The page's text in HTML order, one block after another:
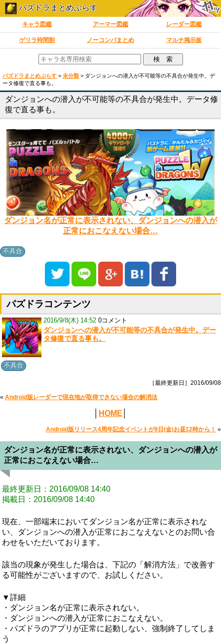
パズドラまとめぷらす
キャラ図鑑 アーマー図鑑 レーダー図鑑
ゲリラ時間割 ノーコンパまとめ マルチ掲示板
パズドラまとめぷらす > 未分類 > ダンジョンへの潜入が不可能等の不具合が発生中。デ
ータ修復で直る事も。
ダンジョンへの潜入が不可能等の不具合が発生中。データ修
復で直る事も。
ダンジョン名が正常に表示されない、ダンジョンへの潜入が
正常におこなえない場合…
不具合
パズドラコンテンツ
2016/9/8(木) 14:52 0コメント
ダンジョンへの潜入が不可能等の不具合が発生中。デー
タ修復で直る事も。
不具合
［最終更新日］2016/09/08
« Android版レーダーで現在地が取得できない場合の解消法
HOME
Android版リリース4周年記念イベントが9日(金)お昼12時から！ »
ダンジョン名が正常に表示されない、ダンジョンへの潜入が
正常におこなえない場合…
最終更新日：2016/09/08 14:40
掲載日：2016/09/08 14:40
現在、一部端末においてダンジョン名が正常に表示されな
い、ダンジョンへの潜入が正常におこなえないとのお問い合
わせをいただいております。
該当の現象が発生した場合は、下記の「解消方法」で改善す
る可能性がございますので、お試しください。
▼詳細
・ダンジョン名が正常に表示されない。
・ダンジョンへの潜入が正常におこなえない。
・パズドラのアプリが正常に起動しない、強制終了してしま
う